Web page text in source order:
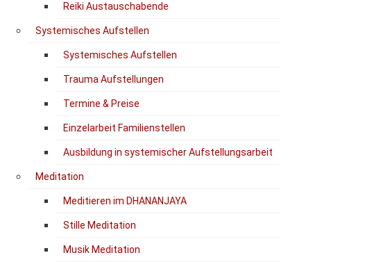
Reiki Austauschabende
Systemisches Aufstellen
Systemisches Aufstellen
Trauma Aufstellungen
Termine & Preise
Einzelarbeit Familienstellen
Ausbildung in systemischer Aufstellungsarbeit
Meditation
Meditieren im DHANANJAYA
Stille Meditation
Musik Meditation